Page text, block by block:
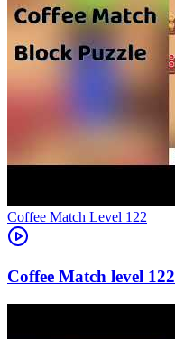
Level 122
122